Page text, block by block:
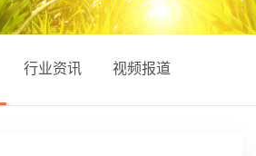
行业资讯 视频报道